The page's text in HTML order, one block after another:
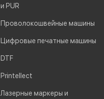
и PUR
Проволокошвейные машины
Цифровые печатные машины
DTF
Printellect
Лазерные маркеры и